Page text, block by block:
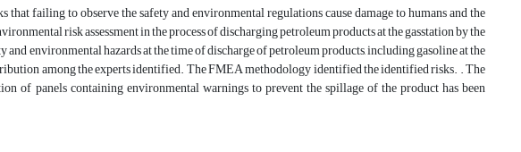
failing to observe the safety and environmental regulations cause damage to humans and the
risk assessment in the process of discharging petroleum products at the gasstation by the
environmental hazards at the time of discharge of petroleum products, including gasoline at the
among the experts identified. The FMEA methodology identified the identified risks. . The
of panels containing environmental warnings to prevent the spillage of the product has been